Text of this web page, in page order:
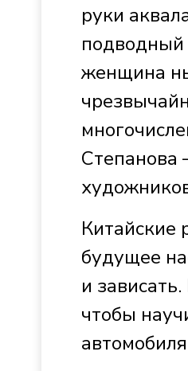
руки
подводный
женщина
Степанова
Китайские
будущее
и
чтобы